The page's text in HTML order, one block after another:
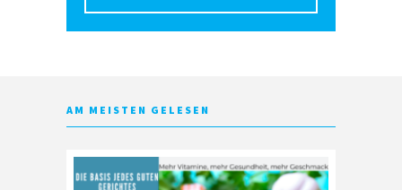
AM MEISTEN GELESEN